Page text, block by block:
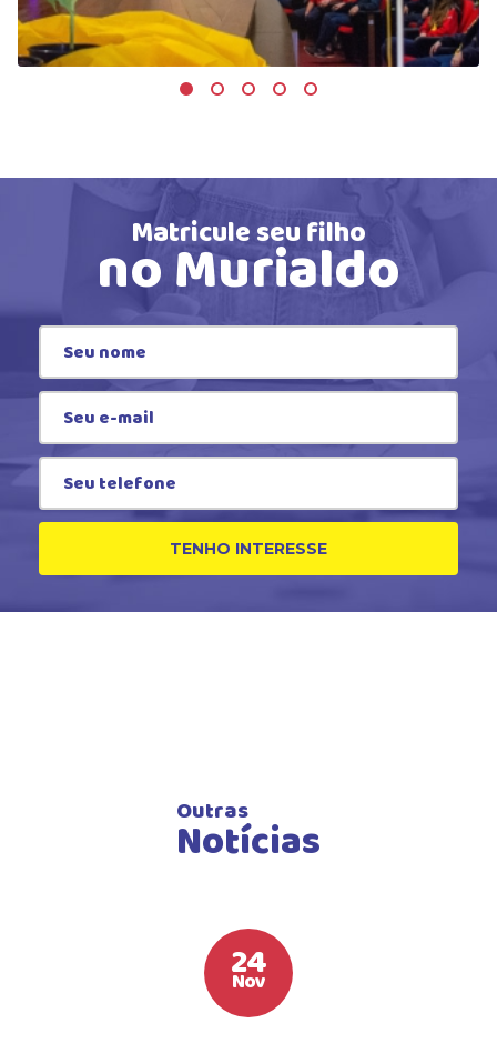
Matricule seu filho
no Murialdo
TENHO INTERESSE
Outras
Notícias
24
Nov